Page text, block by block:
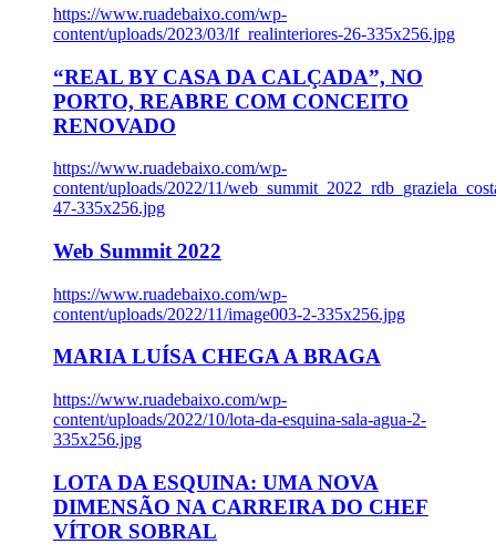
https://www.ruadebaixo.com/wp-
content/uploads/2023/03/lf_realinteriores-26-335x256.jpg
“REAL BY CASA DA CALÇADA”, NO
PORTO, REABRE COM CONCEITO
RENOVADO
https://www.ruadebaixo.com/wp-
content/uploads/2022/11/
47-335x256.jpg
Web Summit 2022
https://www.ruadebaixo.com/wp-
content/uploads/2022/11/image003-2-335x256.jpg
MARIA LUÍSA CHEGA A BRAGA
https://www.ruadebaixo.com/wp-
content/uploads/2022/10/lota-da-esquina-sala-agua-2-
335x256.jpg
LOTA DA ESQUINA: UMA NOVA
DIMENSÃO NA CARREIRA DO CHEF
VÍTOR SOBRAL